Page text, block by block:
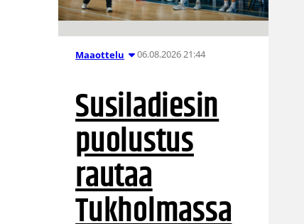
Maaottelu 06.08.2026 21:44
Susiladiesin
puolustus
rautaa
Tukholmassa